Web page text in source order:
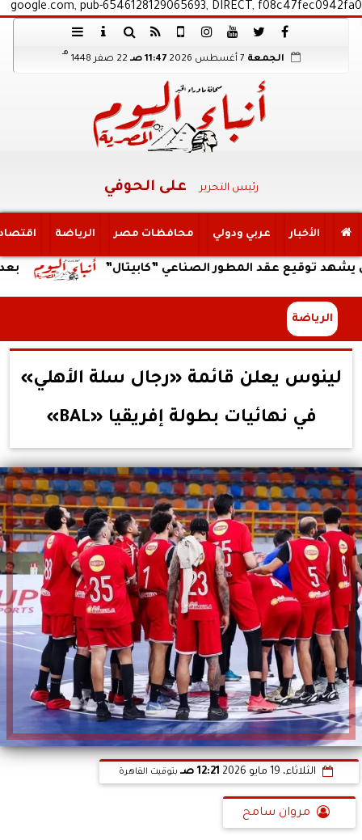
google.com, pub-6546128129065693, DIRECT, f08c47fec0942fa0
الجمعة 11:47 صـ 22 صفر 1448
هـ
رئيس التحرير على الحوفي
الأخبار عربي ودولي محافظات مصر الرياضة
بعد تداول عقد المطور الصناعي ”كابيتال”
الرياضة
لينوس يعلن قائمة «رجال سلة الأهلي»
في نهائيات بطولة إفريقيا «‏BAL‏»
الثلاثاء، 19 مايو 2026 12:21 صـ بتوقيت القاهرة
مروان سامح